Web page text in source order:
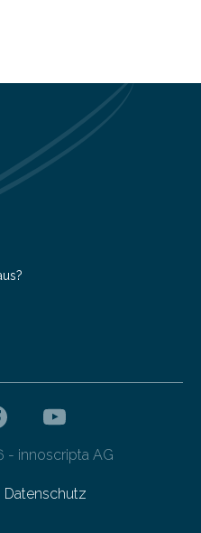
helfen Ihnen, Ausgaben
Tools: Alle
bieten bereits in
Funktion an,
Banken…
innoscripta AG
Datenschutz